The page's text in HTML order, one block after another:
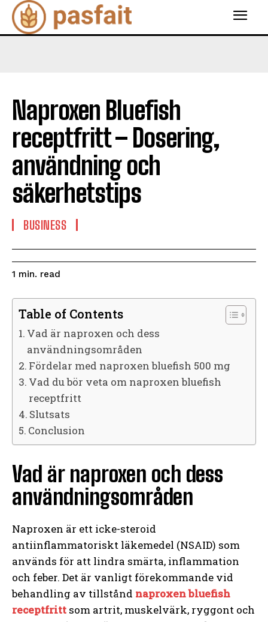
Naproxen Bluefish
receptfritt – Dosering,
användning och
säkerhetstips
BUSINESS
1 min. read
Table of Contents
Vad är naproxen och dess
användningsområden
Fördelar med naproxen bluefish 500 mg
Vad du bör veta om naproxen bluefish
receptfritt
Slutsats
Conclusion
Vad är naproxen och dess
användningsområden
Naproxen är ett icke-steroid
antiinflammatoriskt läkemedel (NSAID) som
används för att lindra smärta, inflammation
och feber. Det är vanligt förekommande vid
behandling av tillstånd naproxen bluefish
receptfritt som artrit, muskelvärk, ryggont och